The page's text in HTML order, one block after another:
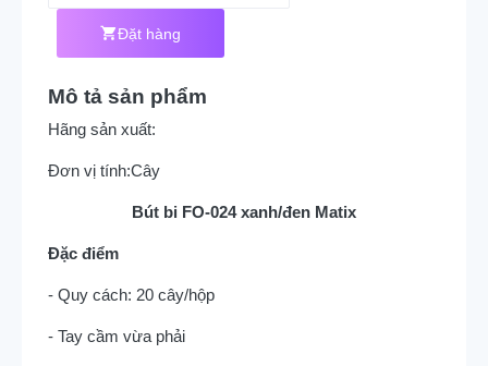
Đặt hàng
Mô tả sản phẩm
Hãng sản xuất:
Đơn vị tính:Cây
Bút bi FO-024 xanh/đen Matix
Đặc điểm
- Quy cách: 20 cây/hộp
- Tay cầm vừa phải